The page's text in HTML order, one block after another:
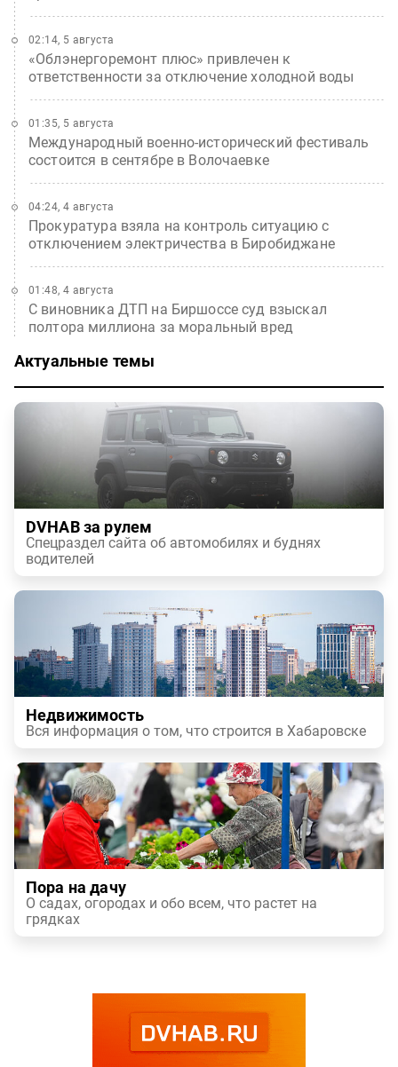
«Облэнергоремонт плюс» привлечен к
ответственности за отключение холодной воды
02:14, 5 августа
Международный военно-исторический фестиваль
состоится в сентябре в Волочаевке
01:35, 5 августа
Прокуратура взяла на контроль ситуацию с
отключением электричества в Биробиджане
04:24, 4 августа
С виновника ДТП на Биршоссе суд взыскал
полтора миллиона за моральный вред
01:48, 4 августа
Актуальные темы
DVHAB за рулем
Спецраздел сайта об автомобилях и буднях
водителей
Недвижимость
Вся информация о том, что строится в Хабаровске
Пора на дачу
О садах, огородах и обо всем, что растет на
грядках